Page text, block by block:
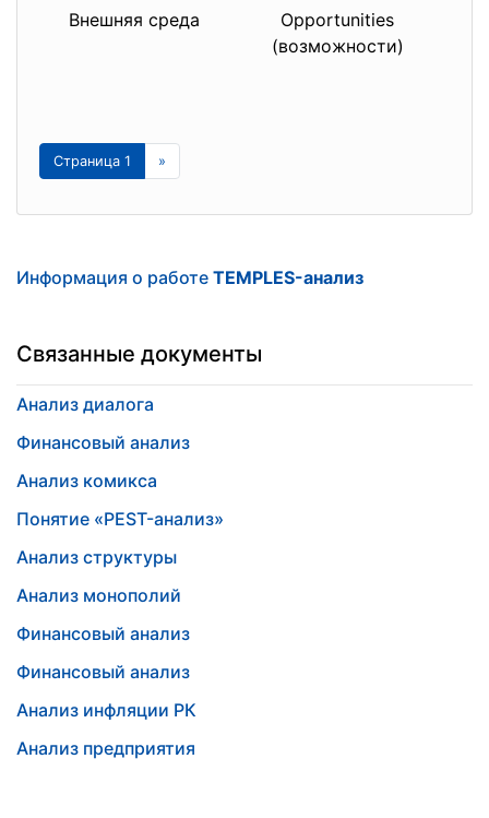
Внешняя среда
Opportunities
(возможности)
Страница 1 »
Информация о работе TEMPLES-анализ
Связанные документы
Анализ диалога
Финансовый анализ
Анализ комикса
Понятие «PEST-анализ»
Анализ структуры
Анализ монополий
Финансовый анализ
Финансовый анализ
Анализ инфляции РК
Анализ предприятия